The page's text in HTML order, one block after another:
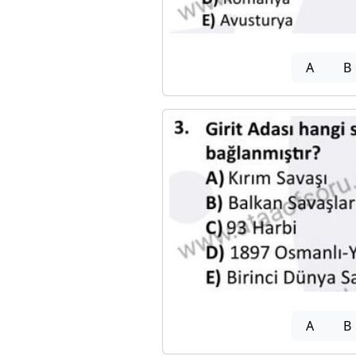
A B
A B